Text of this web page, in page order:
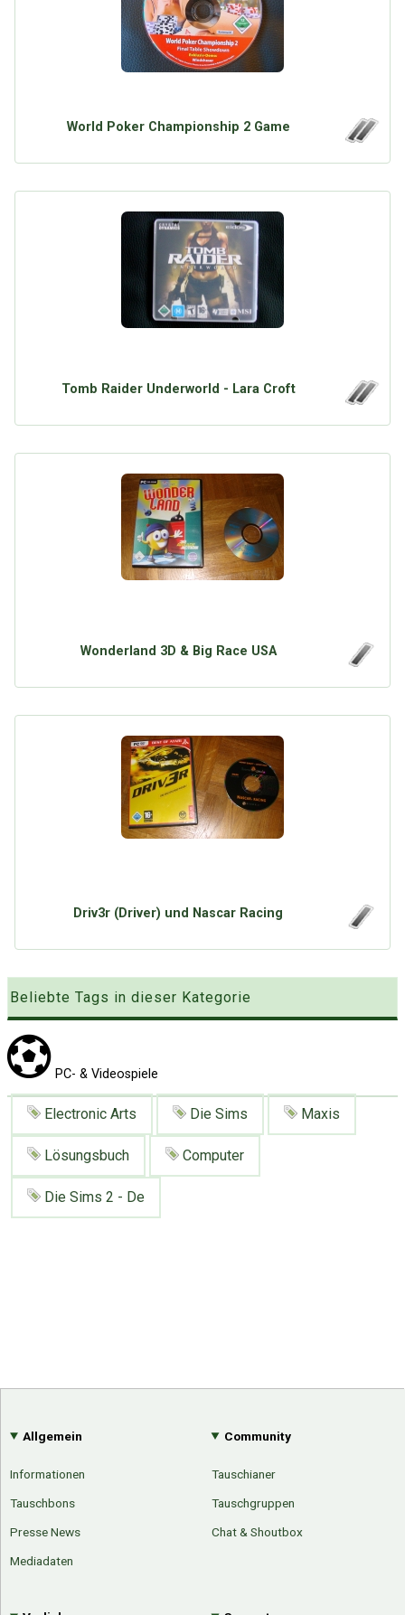
Mit Email Twitter
Google
Über Tauschbu↔de
Erweitere Suche
Kategoriewolke
World Poker Championship 2 Game
Tomb Raider Underworld - Lara Croft
Wonderland 3D & Big Race USA
Driv3r (Driver) und Nascar Racing
Beliebte Tags in dieser Kategorie
PC- & Videospiele
Electronic Arts Die Sims Maxis
Lösungsbuch Computer
Die Sims 2 - De
Allgemein
Informationen
Tauschbons
Presse News
Mediadaten
Community
Tauschianer
Tauschgruppen
Chat & Shoutbox